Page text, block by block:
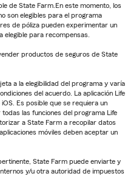
de State Farm.En este momento, los
son elegibles para el programa
de póliza pueden experimentar un
elegible para recompensas.
productos de seguros de State
a la elegibilidad del programa y varía
del acuerdo. La aplicación Life
Es posible que se requiera un
las funciones del programa Life
a State Farm a recopilar datos
móviles deben aceptar un
State Farm puede enviarte y
y/u otra autoridad de impuestos